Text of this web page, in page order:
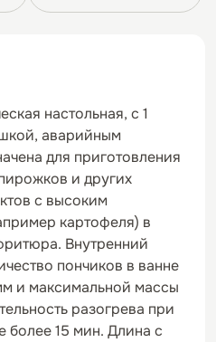
настольная, с 1
аварийным
для приготовления
и других
с высоким
картофеля) в
Внутренний
пончиков в ванне
и максимальной массы
разогрева при
более 15 мин. Длина с